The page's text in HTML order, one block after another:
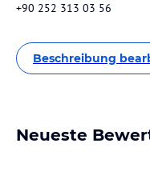
+90 252 313 03 56
Beschreibung
Neueste